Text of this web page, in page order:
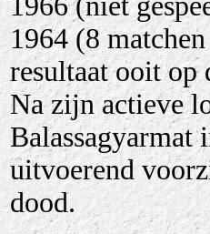
1964 (8
resultaat ooit op
Na zijn actieve
uitvoerend
dood.